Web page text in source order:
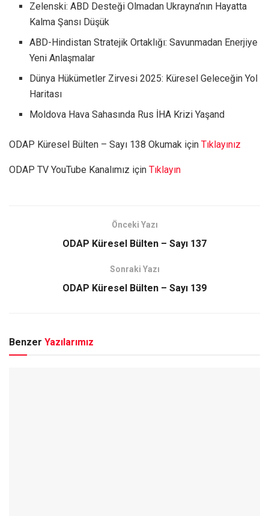
Zelenski: ABD Desteği Olmadan Ukrayna’nın Hayatta
Kalma Şansı Düşük
ABD-Hindistan Stratejik Ortaklığı: Savunmadan Enerjiye
Yeni Anlaşmalar
Dünya Hükümetler Zirvesi 2025: Küresel Geleceğin Yol
Haritası
Moldova Hava Sahasında Rus İHA Krizi Yaşand
ODAP Küresel Bülten – Sayı 138 Okumak için Tıklayınız
ODAP TV YouTube Kanalımız için Tıklayın
Önceki Yazı
ODAP Küresel Bülten – Sayı 137
Sonraki Yazı
ODAP Küresel Bülten – Sayı 139
Benzer Yazılarımız